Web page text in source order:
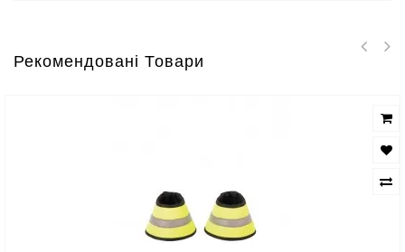
Рекомендовані Товари